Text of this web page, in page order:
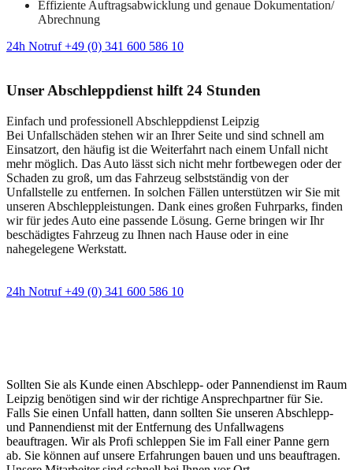
Effiziente Auftragsabwicklung und genaue Dokumentation/
Abrechnung
24h Notruf +49 (0) 341 600 586 10
Unser Abschleppdienst hilft 24 Stunden
Einfach und professionell Abschleppdienst Leipzig
Bei Unfallschäden stehen wir an Ihrer Seite und sind schnell am
Einsatzort, den häufig ist die Weiterfahrt nach einem Unfall nicht
mehr möglich. Das Auto lässt sich nicht mehr fortbewegen oder der
Schaden zu groß, um das Fahrzeug selbstständig von der
Unfallstelle zu entfernen. In solchen Fällen unterstützen wir Sie mit
unseren Abschleppleistungen. Dank eines großen Fuhrparks, finden
wir für jedes Auto eine passende Lösung. Gerne bringen wir Ihr
beschädigtes Fahrzeug zu Ihnen nach Hause oder in eine
nahegelegene Werkstatt.
24h Notruf +49 (0) 341 600 586 10
Sollten Sie als Kunde einen Abschlepp- oder Pannendienst im Raum
Leipzig benötigen sind wir der richtige Ansprechpartner für Sie.
Falls Sie einen Unfall hatten, dann sollten Sie unseren Abschlepp-
und Pannendienst mit der Entfernung des Unfallwagens
beauftragen. Wir als Profi schleppen Sie im Fall einer Panne gern
ab. Sie können auf unsere Erfahrungen bauen und uns beauftragen.